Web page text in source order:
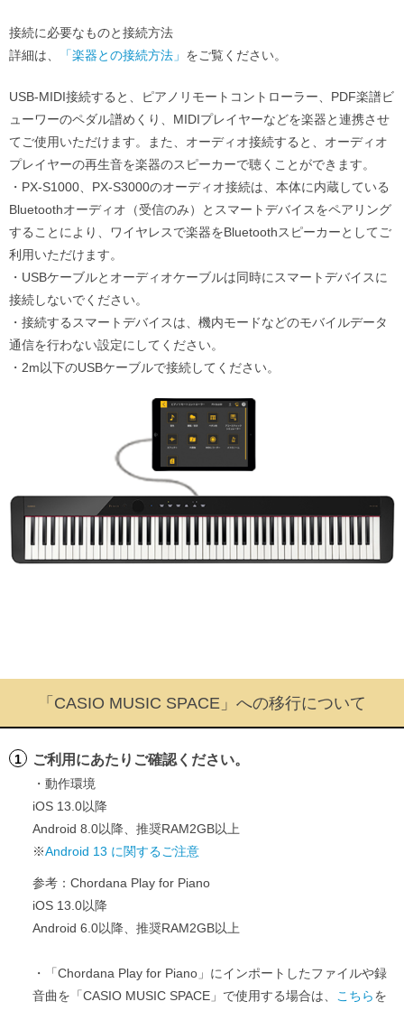
接続に必要なものと接続方法
詳細は、
「楽器との接続方法」 をご覧ください。
USB-MIDI接続すると、ピアノリモートコントローラー、PDF楽譜ビ
ューワーのペダル譜めくり、MIDIプレイヤーなどを楽器と連携させ
てご使用いただけます。また、オーディオ接続すると、オーディオ
プレイヤーの再生音を楽器のスピーカーで聴くことができます。
・PX-S1000、PX-S3000のオーディオ接続は、本体に内蔵している
Bluetoothオーディオ（受信のみ）とスマートデバイスをペアリング
することにより、ワイヤレスで楽器をBluetoothスピーカーとしてご
利用いただけます。
・USBケーブルとオーディオケーブルは同時にスマートデバイスに
接続しないでください。
・接続するスマートデバイスは、機内モードなどのモバイルデータ
通信を行わない設定にしてください。
・2m以下のUSBケーブルで接続してください。
「CASIO MUSIC SPACE」への移行について
1 ご利用にあたりご確認ください。
・動作環境
iOS 13.0以降
Android 8.0以降、推奨RAM2GB以上
※Android 13 に関するご注意
参考：Chordana Play for Piano
iOS 13.0以降
Android 6.0以降、推奨RAM2GB以上
・「Chordana Play for Piano」にインポートしたファイルや録
音曲を「CASIO MUSIC SPACE」で使用する場合は、 こちらを